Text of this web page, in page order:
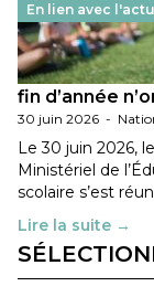
En lien avec
Les décisions
fin d’année
30 juin 2026 -
Le 30 juin 2026,
Ministériel de
scolaire s’est
Lire la suite →